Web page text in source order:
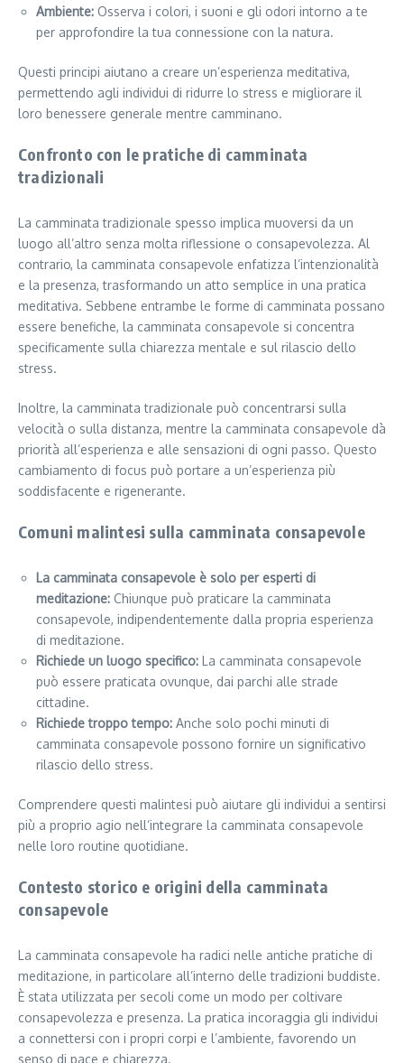
Ambiente: Osserva i colori, i suoni e gli odori intorno a te
per approfondire la tua connessione con la natura.
Questi principi aiutano a creare un’esperienza meditativa,
permettendo agli individui di ridurre lo stress e migliorare il
loro benessere generale mentre camminano.
Confronto con le pratiche di camminata
tradizionali
La camminata tradizionale spesso implica muoversi da un
luogo all’altro senza molta riflessione o consapevolezza. Al
contrario, la camminata consapevole enfatizza l’intenzionalità
e la presenza, trasformando un atto semplice in una pratica
meditativa. Sebbene entrambe le forme di camminata possano
essere benefiche, la camminata consapevole si concentra
specificamente sulla chiarezza mentale e sul rilascio dello
stress.
Inoltre, la camminata tradizionale può concentrarsi sulla
velocità o sulla distanza, mentre la camminata consapevole dà
priorità all’esperienza e alle sensazioni di ogni passo. Questo
cambiamento di focus può portare a un’esperienza più
soddisfacente e rigenerante.
Comuni malintesi sulla camminata consapevole
La camminata consapevole è solo per esperti di
meditazione: Chiunque può praticare la camminata
consapevole, indipendentemente dalla propria esperienza
di meditazione.
Richiede un luogo specifico: La camminata consapevole
può essere praticata ovunque, dai parchi alle strade
cittadine.
Richiede troppo tempo: Anche solo pochi minuti di
camminata consapevole possono fornire un significativo
rilascio dello stress.
Comprendere questi malintesi può aiutare gli individui a sentirsi
più a proprio agio nell’integrare la camminata consapevole
nelle loro routine quotidiane.
Contesto storico e origini della camminata
consapevole
La camminata consapevole ha radici nelle antiche pratiche di
meditazione, in particolare all’interno delle tradizioni buddiste.
È stata utilizzata per secoli come un modo per coltivare
consapevolezza e presenza. La pratica incoraggia gli individui
a connettersi con i propri corpi e l’ambiente, favorendo un
senso di pace e chiarezza.